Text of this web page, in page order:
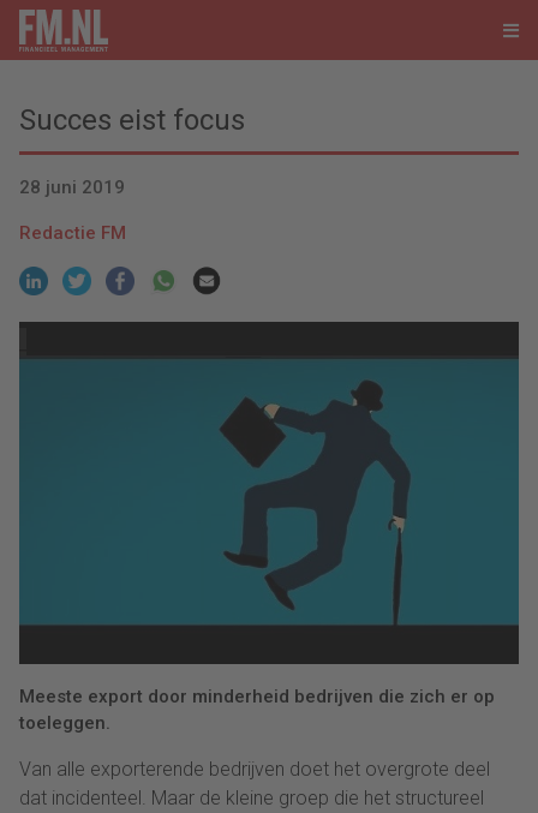
Succes eist focus
28 juni 2019
Redactie FM
Meeste export door minderheid bedrijven die zich er op
toeleggen.
Van alle exporterende bedrijven doet het overgrote deel
dat incidenteel. Maar de kleine groep die het structureel